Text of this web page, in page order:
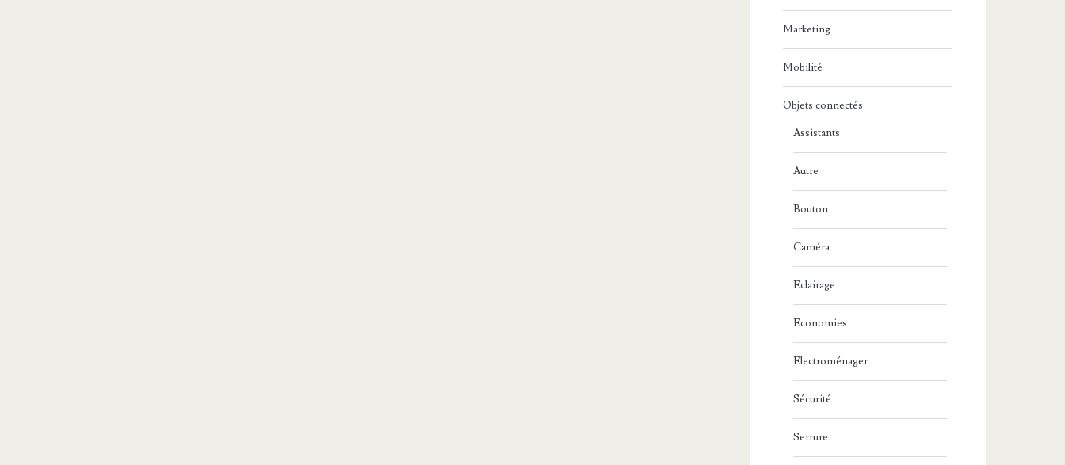
Marketing
Mobilité
Objets connectés
Assistants
Autre
Bouton
Caméra
Eclairage
Economies
Electroménager
Sécurité
Serrure